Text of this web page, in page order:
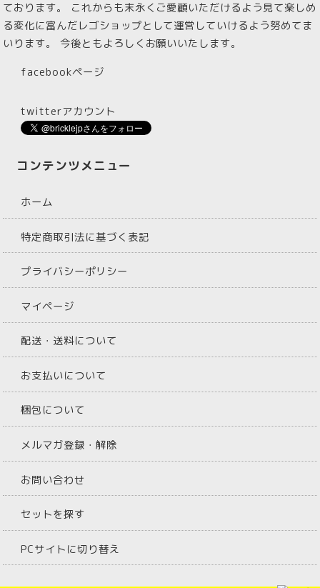
ております。 これからも末永くご愛顧いただけるよう見て楽しめ
る変化に富んだレゴショップとして運営していけるよう努めてま
いります。 今後ともよろしくお願いいたします。
facebookページ
twitterアカウント
コンテンツメニュー
ホーム
特定商取引法に基づく表記
プライバシーポリシー
マイページ
配送・送料について
お支払いについて
梱包について
メルマガ登録・解除
お問い合わせ
セットを探す
PCサイトに切り替え